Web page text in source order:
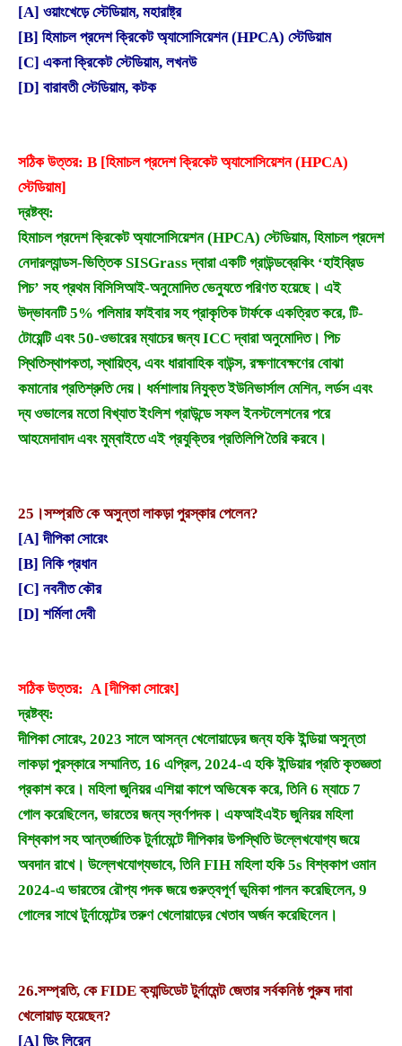
[A] ওয়াংখেড়ে স্টেডিয়াম, মহারাষ্ট্র
[B] হিমাচল প্রদেশ ক্রিকেট অ্যাসোসিয়েশন (HPCA) স্টেডিয়াম
[C] একনা ক্রিকেট স্টেডিয়াম, লখনউ
[D] বারাবতী স্টেডিয়াম, কটক
সঠিক উত্তর: B [হিমাচল প্রদেশ ক্রিকেট অ্যাসোসিয়েশন (HPCA)
স্টেডিয়াম]
দ্রষ্টব্য:
হিমাচল প্রদেশ ক্রিকেট অ্যাসোসিয়েশন (HPCA) স্টেডিয়াম, হিমাচল প্রদেশ
নেদারল্যান্ডস-ভিত্তিক SISGrass দ্বারা একটি গ্রাউন্ডব্রেকিং ‘হাইব্রিড
পিচ’ সহ প্রথম বিসিসিআই-অনুমোদিত ভেন্যুতে পরিণত হয়েছে। এই
উদ্ভাবনটি 5% পলিমার ফাইবার সহ প্রাকৃতিক টার্ফকে একত্রিত করে, টি-
টোয়েন্টি এবং 50-ওভারের ম্যাচের জন্য ICC দ্বারা অনুমোদিত। পিচ
স্থিতিস্থাপকতা, স্থায়িত্ব, এবং ধারাবাহিক বাউন্স, রক্ষণাবেক্ষণের বোঝা
কমানোর প্রতিশ্রুতি দেয়। ধর্মশালায় নিযুক্ত ইউনিভার্সাল মেশিন, লর্ডস এবং
দ্য ওভালের মতো বিখ্যাত ইংলিশ গ্রাউন্ডে সফল ইনস্টলেশনের পরে
আহমেদাবাদ এবং মুম্বাইতে এই প্রযুক্তির প্রতিলিপি তৈরি করবে।
25।সম্প্রতি কে অসুন্তা লাকড়া পুরস্কার পেলেন?
[A] দীপিকা সোরেং
[B] নিকি প্রধান
[C] নবনীত কৌর
[D] শর্মিলা দেবী
সঠিক উত্তর: A [দীপিকা সোরেং]
দ্রষ্টব্য:
দীপিকা সোরেং, 2023 সালে আসন্ন খেলোয়াড়ের জন্য হকি ইন্ডিয়া অসুন্তা
লাকড়া পুরস্কারে সম্মানিত, 16 এপ্রিল, 2024-এ হকি ইন্ডিয়ার প্রতি কৃতজ্ঞতা
প্রকাশ করে। মহিলা জুনিয়র এশিয়া কাপে অভিষেক করে, তিনি 6 ম্যাচে 7
গোল করেছিলেন, ভারতের জন্য স্বর্ণপদক। এফআইএইচ জুনিয়র মহিলা
বিশ্বকাপ সহ আন্তর্জাতিক টুর্নামেন্টে দীপিকার উপস্থিতি উল্লেখযোগ্য জয়ে
অবদান রাখে। উল্লেখযোগ্যভাবে, তিনি FIH মহিলা হকি 5s বিশ্বকাপ ওমান
2024-এ ভারতের রৌপ্য পদক জয়ে গুরুত্বপূর্ণ ভূমিকা পালন করেছিলেন, 9
গোলের সাথে টুর্নামেন্টের তরুণ খেলোয়াড়ের খেতাব অর্জন করেছিলেন।
26.সম্প্রতি, কে FIDE ক্যান্ডিডেট টুর্নামেন্ট জেতার সর্বকনিষ্ঠ পুরুষ দাবা
খেলোয়াড় হয়েছেন?
[A] ডিং লিরেন